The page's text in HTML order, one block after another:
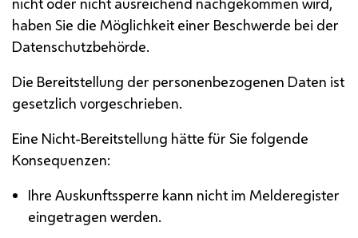
haben Sie die Möglichkeit einer Beschwerde bei der
Datenschutzbehörde.
Die Bereitstellung der personenbezogenen Daten ist
gesetzlich vorgeschrieben.
Eine Nicht-Bereitstellung hätte für Sie folgende
Konsequenzen:
Ihre Auskunftssperre kann nicht im Melderegister
eingetragen werden.